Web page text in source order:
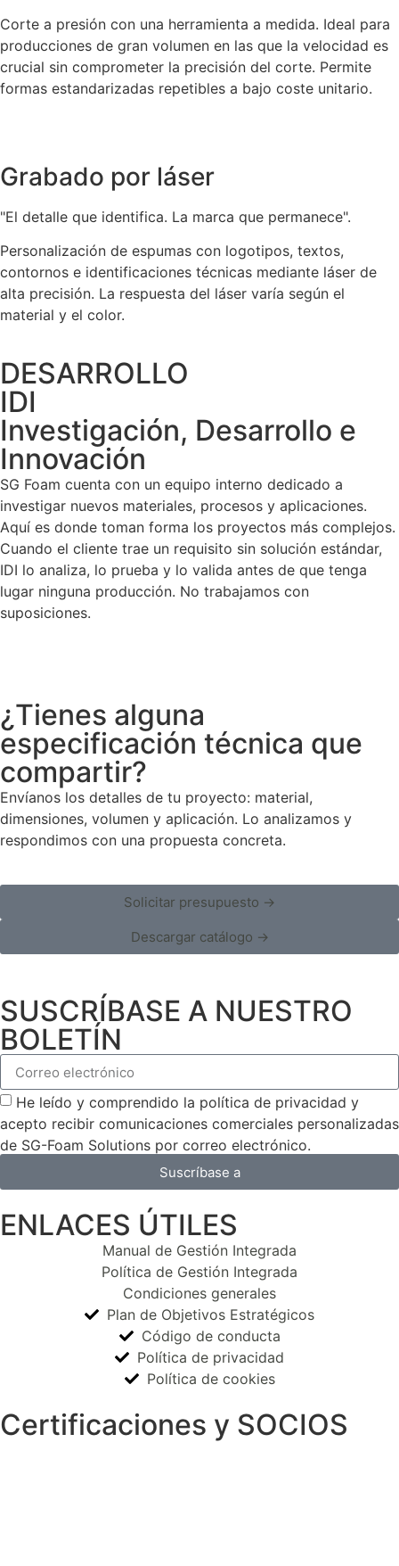
Corte a presión con una herramienta a medida. Ideal para
producciones de gran volumen en las que la velocidad es
crucial sin comprometer la precisión del corte. Permite
formas estandarizadas repetibles a bajo coste unitario.
Grabado por láser
"El detalle que identifica. La marca que permanece".
Personalización de espumas con logotipos, textos,
contornos e identificaciones técnicas mediante láser de
alta precisión. La respuesta del láser varía según el
material y el color.
DESARROLLO
IDI
Investigación, Desarrollo e
Innovación
SG Foam cuenta con un equipo interno dedicado a
investigar nuevos materiales, procesos y aplicaciones.
Aquí es donde toman forma los proyectos más complejos.
Cuando el cliente trae un requisito sin solución estándar,
IDI lo analiza, lo prueba y lo valida antes de que tenga
lugar ninguna producción. No trabajamos con
suposiciones.
¿Tienes alguna
especificación técnica que
compartir?
Envíanos los detalles de tu proyecto: material,
dimensiones, volumen y aplicación. Lo analizamos y
respondimos con una propuesta concreta.
Solicitar presupuesto →
Descargar catálogo →
SUSCRÍBASE A NUESTRO
BOLETÍN
He leído y comprendido la política de privacidad y
acepto recibir comunicaciones comerciales personalizadas
de SG-Foam Solutions por correo electrónico.
Suscríbase a
ENLACES ÚTILES
Manual de Gestión Integrada
Política de Gestión Integrada
Condiciones generales
Plan de Objetivos Estratégicos
Código de conducta
Política de privacidad
Política de cookies
Certificaciones y SOCIOS